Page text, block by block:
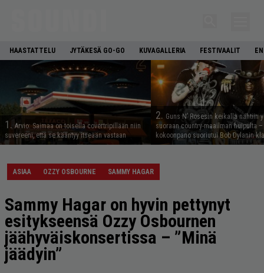
HAASTATTELU JYTÄKESÄ GO-GO KUVAGALLERIA FESTIVAALIT
1. Arvio: Saimaa on toisella covertripillään niin
suvereeni, että se kääntyy itseään vastaan
2. Guns N’ Rosesin keikalla nähtiin
suoraan country-maailman huipulta
kokoonpano suoriutui Bob Dylanin
ASIAA OZZY OSBOURNE SAMMY HAGAR
Sammy Hagar on hyvin pettynyt
esitykseensä Ozzy Osbournen
jäähyväiskonsertissa – ”Minä
jäädyin”